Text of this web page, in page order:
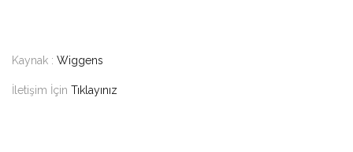
Kaynak : Wiggens
İletişim İçin Tıklayınız